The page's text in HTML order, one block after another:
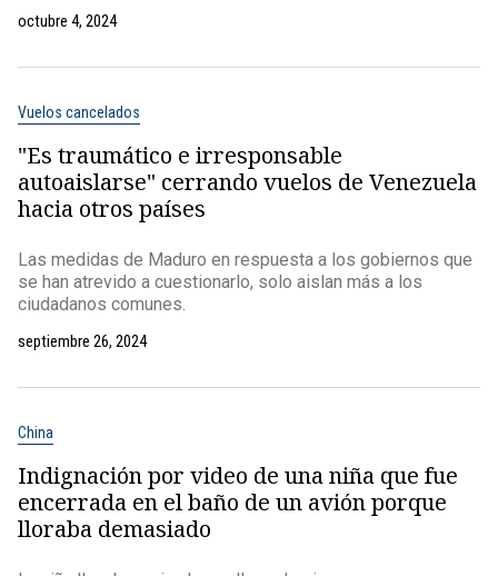
octubre 4, 2024
Vuelos cancelados
"Es traumático e irresponsable
autoaislarse" cerrando vuelos de Venezuela
hacia otros países
Las medidas de Maduro en respuesta a los gobiernos que
se han atrevido a cuestionarlo, solo aislan más a los
ciudadanos comunes.
septiembre 26, 2024
China
Indignación por video de una niña que fue
encerrada en el baño de un avión porque
lloraba demasiado